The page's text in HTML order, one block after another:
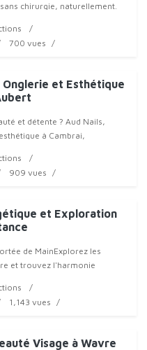
chirurgie, naturellement.
âge innovants
700 vues
Onglerie et Esthétique
et détente ? Aud Nails,
à Cambrai,
909 vues
et Exploration
de MainExplorez les
et trouvez l'harmonie
1,143 vues
Visage à Wavre